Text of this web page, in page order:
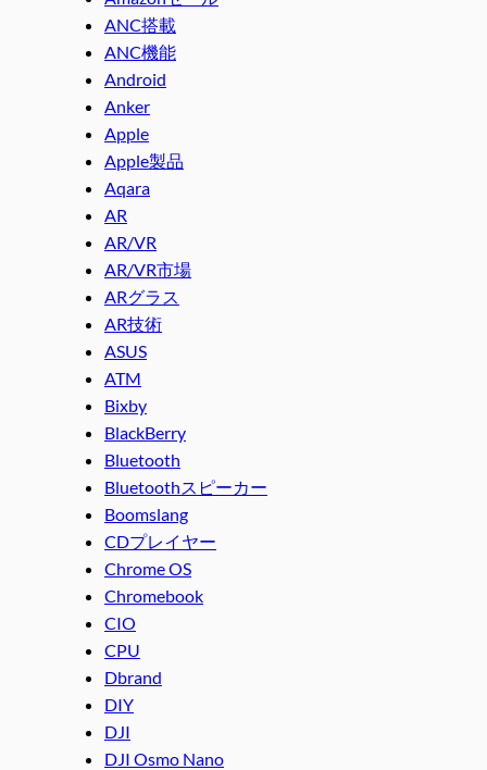
ANC搭載
ANC機能
Android
Anker
Apple
Apple製品
Aqara
AR
AR/VR
AR/VR市場
ARグラス
AR技術
ASUS
ATM
Bixby
BlackBerry
Bluetooth
Bluetoothスピーカー
Boomslang
CDプレイヤー
Chrome OS
Chromebook
CIO
CPU
Dbrand
DIY
DJI
DJI Osmo Nano